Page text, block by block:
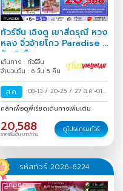
ทัวร์จีน เฉิงตู เขาสี่ดรุณี หวง
หลง จิ่วจ้ายโกว Paradise 6
วัน 5 คืน
เส้นทาง : ทัวร์จีน
จำนวนวัน : 6 วัน 5 คืน
ส.ค. 08-13 / 20-25 / 27 ส.ค.-01
ก.ย./
คลิกเพื่อดูพีเรียดเดินทางเพิ่มเติม
20,588
ราคาเริ่มต้น บาท/ท่าน
ดูโปรแกรมทัวร์
รหัสทัวร์ 2026-6224